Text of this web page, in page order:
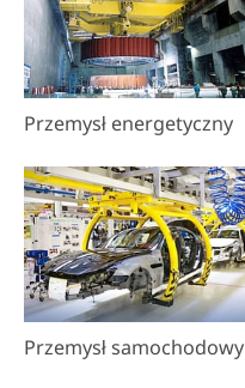
Przemysł energetyczny
Przemysł samochodowy